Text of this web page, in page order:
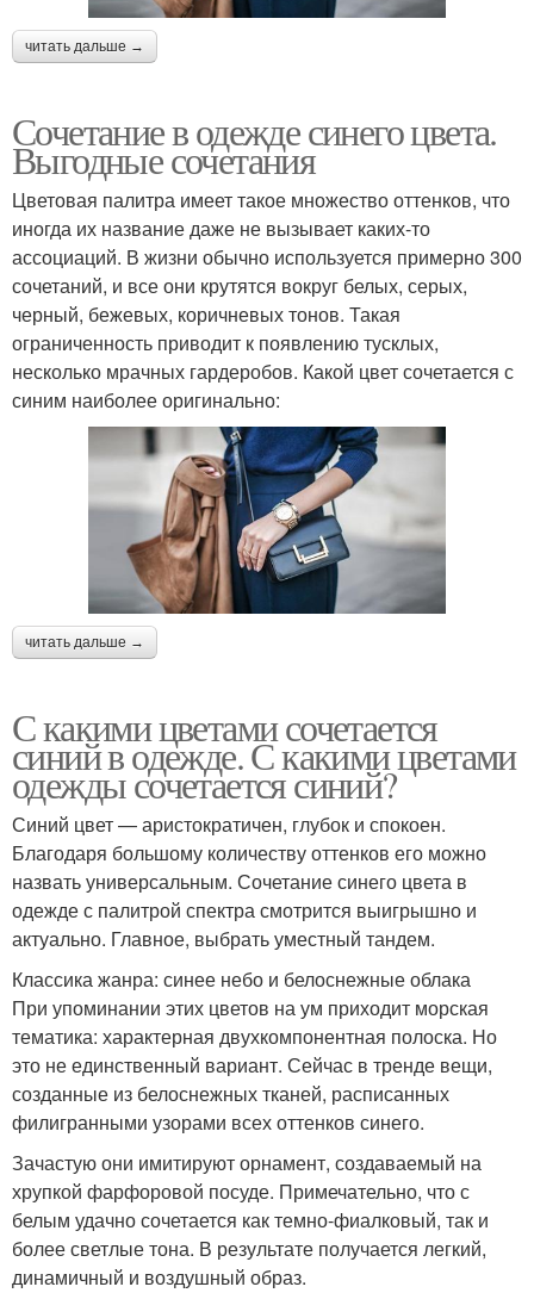
читать дальше →
Сочетание в одежде синего цвета.
Выгодные сочетания
Цветовая палитра имеет такое множество оттенков, что
иногда их название даже не вызывает каких-то
ассоциаций. В жизни обычно используется примерно 300
сочетаний, и все они крутятся вокруг белых, серых,
черный, бежевых, коричневых тонов. Такая
ограниченность приводит к появлению тусклых,
несколько мрачных гардеробов. Какой цвет сочетается с
синим наиболее оригинально:
читать дальше →
С какими цветами сочетается
синий в одежде. С какими цветами
одежды сочетается синий?
Синий цвет — аристократичен, глубок и спокоен.
Благодаря большому количеству оттенков его можно
назвать универсальным. Сочетание синего цвета в
одежде с палитрой спектра смотрится выигрышно и
актуально. Главное, выбрать уместный тандем.
Классика жанра: синее небо и белоснежные облака
При упоминании этих цветов на ум приходит морская
тематика: характерная двухкомпонентная полоска. Но
это не единственный вариант. Сейчас в тренде вещи,
созданные из белоснежных тканей, расписанных
филигранными узорами всех оттенков синего.
Зачастую они имитируют орнамент, создаваемый на
хрупкой фарфоровой посуде. Примечательно, что с
белым удачно сочетается как темно-фиалковый, так и
более светлые тона. В результате получается легкий,
динамичный и воздушный образ.